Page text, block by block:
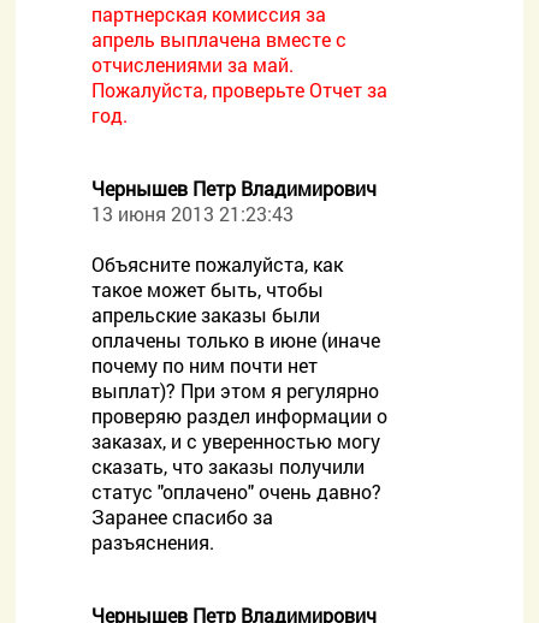
партнерская комиссия за
апрель выплачена вместе с
отчислениями за май.
Пожалуйста, проверьте Отчет за
год.
Чернышев Петр Владимирович
13 июня 2013 21:23:43
Объясните пожалуйста, как
такое может быть, чтобы
апрельские заказы были
оплачены только в июне (иначе
почему по ним почти нет
выплат)? При этом я регулярно
проверяю раздел информации о
заказах, и с уверенностью могу
сказать, что заказы получили
статус "оплачено" очень давно?
Заранее спасибо за
разъяснения.
Чернышев Петр Владимирович